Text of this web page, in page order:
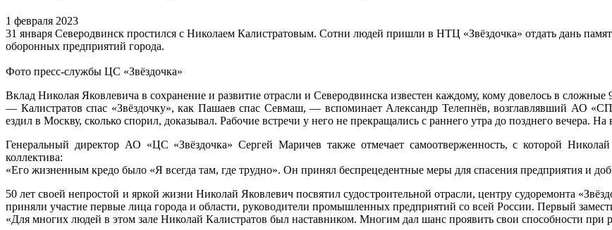
1 февраля 2023
31 января Северодвинск простился с Николаем Калистратовым. Сотни людей пришли в НТЦ «Звёздочка» отдать дань
оборонных предприятий города.
Фото пресс-службы ЦС «Звёздочка»
Вклад Николая Яковлевича в сохранение и развитие отрасли и Северодвинска известен каждому, кому довелось в
— Калистратов спас «Звёздочку», как Пашаев спас Севмаш, — вспоминает Александр Телепнёв, возглавлявший АО
ездил в Москву, сколько спорил, доказывал. Рабочие встречи у него не прекращались с раннего утра до позднего вечера.
Генеральный директор АО «ЦС «Звёздочка» Сергей Маричев также отмечает самоотверженность, с которой
коллектива:
«Его жизненным кредо было «Я всегда там, где трудно». Он принял беспрецедентные меры для спасения предприятия и
50 лет своей непростой и яркой жизни Николай Яковлевич посвятил судостроительной отрасли, центру судоремонта
приняли участие первые лица города и области, руководители промышленных предприятий со всей России. Первый
«Для многих людей в этом зале Николай Калистратов был наставником. Многим дал шанс проявить свои способности при